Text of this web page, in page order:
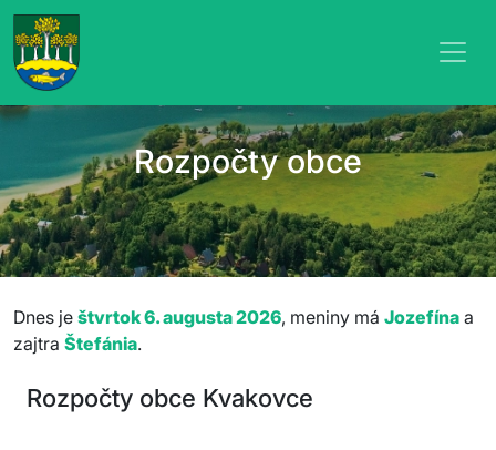
Rozpočty obce
Dnes je štvrtok 6. augusta 2026, meniny má Jozefína a
zajtra Štefánia.
Rozpočty obce Kvakovce